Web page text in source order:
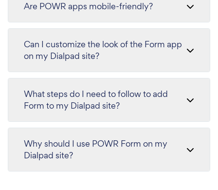
Are POWR apps mobile-friendly?
Can I customize the look of the Form app
on my Dialpad site?
What steps do I need to follow to add
Form to my Dialpad site?
Why should I use POWR Form on my
Dialpad site?